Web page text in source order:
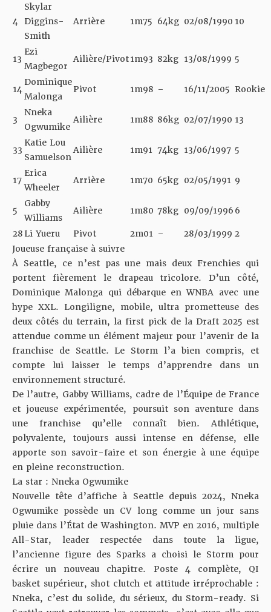
4
Skylar
Diggins-
Smith
Arrière 1m75 64kg 02/08/1990 10
13
Ezi
Magbegor
Ailière/Pivot1m93 82kg 13/08/1999 5
14
Dominique
Malonga
Pivot 1m98 – 16/11/2005 Rookie
3
Nneka
Ogwumike
Ailière 1m88 86kg 02/07/1990 13
33
Katie Lou
Samuelson
Ailière 1m91 74kg 13/06/1997 5
17
Erica
Wheeler
Arrière 1m70 65kg 02/05/1991 9
5
Gabby
Williams
Ailière 1m80 78kg 09/09/1996 6
28 Li Yueru Pivot 2m01 – 28/03/1999 2
Joueuse française à suivre
À Seattle, ce n’est pas une mais deux Frenchies qui
portent fièrement le drapeau tricolore. D’un côté,
Dominique Malonga qui débarque en WNBA avec une
hype XXL. Longiligne, mobile, ultra prometteuse des
deux côtés du terrain, la first pick de la Draft 2025 est
attendue comme un élément majeur pour l’avenir de la
franchise de Seattle. Le Storm l’a bien compris, et
compte lui laisser le temps d’apprendre dans un
environnement structuré.
De l’autre, Gabby Williams, cadre de l’Équipe de France
et joueuse expérimentée, poursuit son aventure dans
une franchise qu’elle connaît bien. Athlétique,
polyvalente, toujours aussi intense en défense, elle
apporte son savoir-faire et son énergie à une équipe
en pleine reconstruction.
La star : Nneka Ogwumike
Nouvelle tête d’affiche à Seattle depuis 2024, Nneka
Ogwumike possède un CV long comme un jour sans
pluie dans l’État de Washington. MVP en 2016, multiple
All-Star, leader respectée dans toute la ligue,
l’ancienne figure des Sparks a choisi le Storm pour
écrire un nouveau chapitre. Poste 4 complète, QI
basket supérieur, shot clutch et attitude irréprochable :
Nneka, c’est du solide, du sérieux, du Storm-ready. Si